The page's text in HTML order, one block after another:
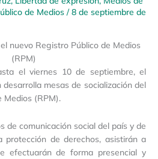
de Medios /8 de septiembre de
nuevo Registro Público de Medios
(RPM)
el viernes 10 de septiembre, el
mesas de socialización del
Medios (RPM).
de comunicación social del país y de
protección de derechos, asistirán a
efectuarán de forma presencial y